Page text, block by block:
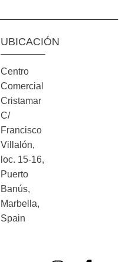
UBICACIÓN
Centro
Comercial
Cristamar
C/
Francisco
Villalón,
loc. 15-16,
Puerto
Banús,
Marbella,
Spain